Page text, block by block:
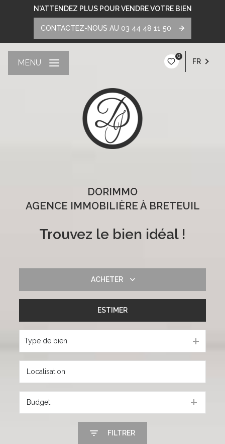
N'ATTENDEZ PLUS POUR VENDRE VOTRE BIEN
CONTACTEZ-NOUS AU 03 44 48 11 50
0
FR
MENU
DORIMMO
AGENCE IMMOBILIÈRE À BRETEUIL
Trouvez le bien idéal !
ACHETER
ESTIMER
Type de bien
Budget
FILTRER